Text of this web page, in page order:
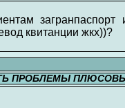
квитанции жкх))?
ПРОБЛЕМЫ